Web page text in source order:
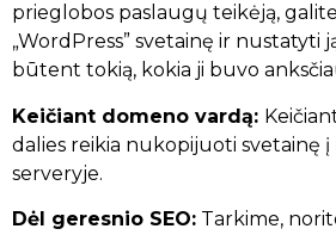
prieglobos paslaugų teikėją,
„WordPress” svetainę ir nustatyti
būtent tokią, kokia ji buvo
Keičiant domeno vardą:
dalies reikia nukopijuoti svetainę į
serveryje.
Dėl geresnio SEO: Tarkime,